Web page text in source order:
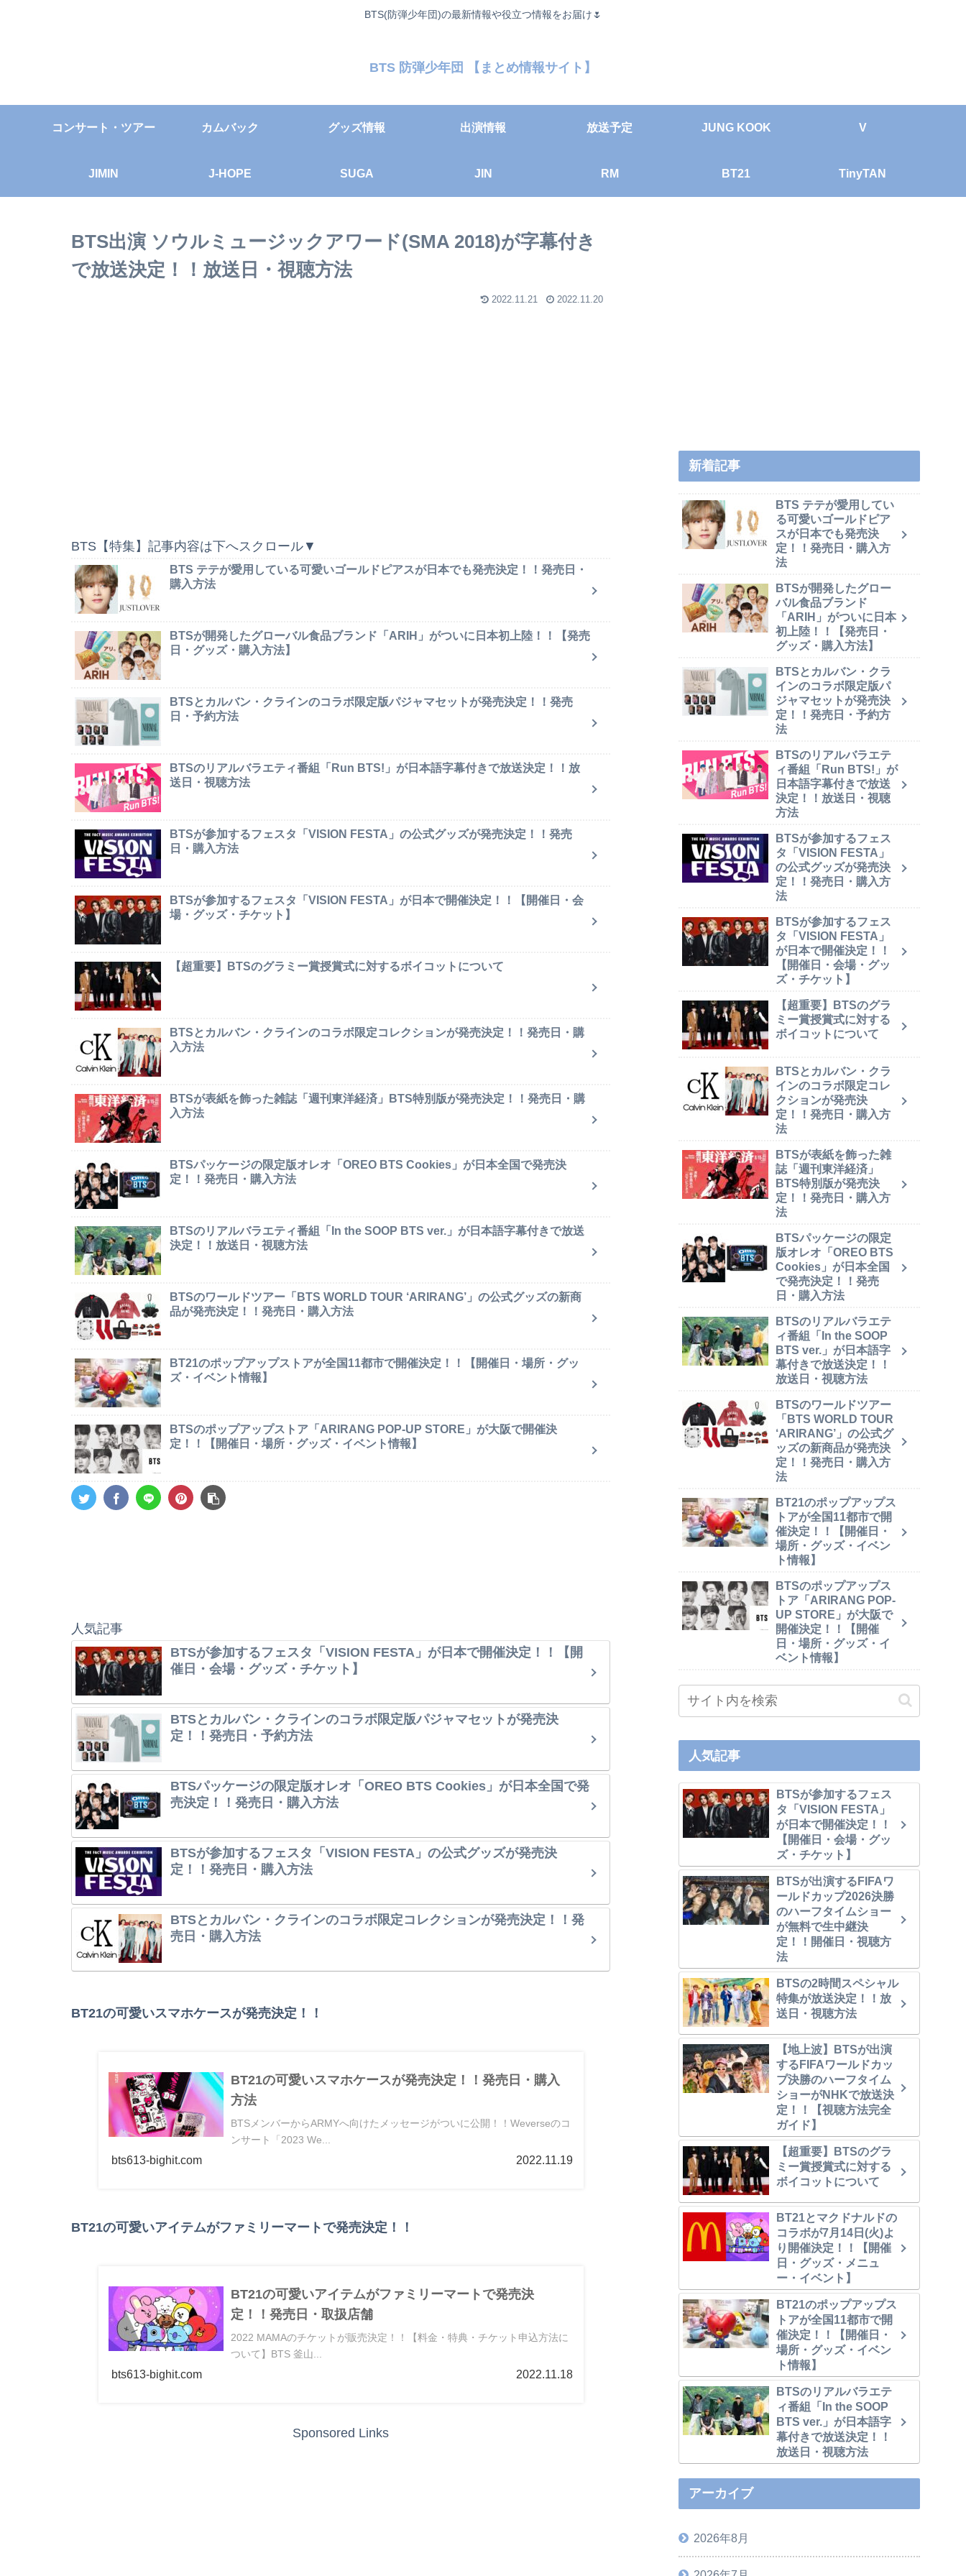
BTS(防弾少年団)の最新情報や役立つ情報をお届け🌷
BTS 防弾少年団 【まとめ情報サイト】
コンサート・ツアー カムバック グッズ情報 出演情報 放送予定 JUNG KOOK V
JIMIN J-HOPE SUGA JIN RM BT21 TinyTAN
BTS出演 ソウルミュージックアワード(SMA 2018)が字幕付き
で放送決定！！放送日・視聴方法
2022.11.21 2022.11.20
BTS【特集】記事内容は下へスクロール▼
BTS テテが愛用している可愛いゴールドピアスが日本でも発売決定！！発売日・
購入方法
BTSが開発したグローバル食品ブランド「ARIH」がついに日本初上陸！！【発売
日・グッズ・購入方法】
BTSとカルバン・クラインのコラボ限定版パジャマセットが発売決定！！発売
日・予約方法
BTSのリアルバラエティ番組「Run BTS!」が日本語字幕付きで放送決定！！放
送日・視聴方法
BTSが参加するフェスタ「VISION FESTA」の公式グッズが発売決定！！発売
日・購入方法
BTSが参加するフェスタ「VISION FESTA」が日本で開催決定！！【開催日・会
場・グッズ・チケット】
【超重要】BTSのグラミー賞授賞式に対するボイコットについて
BTSとカルバン・クラインのコラボ限定コレクションが発売決定！！発売日・購
入方法
BTSが表紙を飾った雑誌「週刊東洋経済」BTS特別版が発売決定！！発売日・購
入方法
BTSパッケージの限定版オレオ「OREO BTS Cookies」が日本全国で発売決
定！！発売日・購入方法
BTSのリアルバラエティ番組「In the SOOP BTS ver.」が日本語字幕付きで放送
決定！！放送日・視聴方法
BTSのワールドツアー「BTS WORLD TOUR ‘ARIRANG’」の公式グッズの新商
品が発売決定！！発売日・購入方法
BT21のポップアップストアが全国11都市で開催決定！！【開催日・場所・グッ
ズ・イベント情報】
BTSのポップアップストア「ARIRANG POP-UP STORE」が大阪で開催決
定！！【開催日・場所・グッズ・イベント情報】
人気記事
BTSが参加するフェスタ「VISION FESTA」が日本で開催決定！！【開
催日・会場・グッズ・チケット】
BTSとカルバン・クラインのコラボ限定版パジャマセットが発売決
定！！発売日・予約方法
BTSパッケージの限定版オレオ「OREO BTS Cookies」が日本全国で発
売決定！！発売日・購入方法
BTSが参加するフェスタ「VISION FESTA」の公式グッズが発売決
定！！発売日・購入方法
BTSとカルバン・クラインのコラボ限定コレクションが発売決定！！発
売日・購入方法
BT21の可愛いスマホケースが発売決定！！
BT21の可愛いスマホケースが発売決定！！発売日・購入
方法
BTSメンバーからARMYへ向けたメッセージがついに公開！！Weverseのコ
ンサート「2023 We...
bts613-bighit.com 2022.11.19
BT21の可愛いアイテムがファミリーマートで発売決定！！
BT21の可愛いアイテムがファミリーマートで発売決
定！！発売日・取扱店舗
2022 MAMAのチケットが販売決定！！【料金・特典・チケット申込方法に
ついて】BTS 釜山...
bts613-bighit.com 2022.11.18
Sponsored Links
新着記事
BTS テテが愛用してい
る可愛いゴールドピア
スが日本でも発売決
定！！発売日・購入方
法
BTSが開発したグロー
バル食品ブランド
「ARIH」がついに日本
初上陸！！【発売日・
グッズ・購入方法】
BTSとカルバン・クラ
インのコラボ限定版パ
ジャマセットが発売決
定！！発売日・予約方
法
BTSのリアルバラエテ
ィ番組「Run BTS!」が
日本語字幕付きで放送
決定！！放送日・視聴
方法
BTSが参加するフェス
タ「VISION FESTA」
の公式グッズが発売決
定！！発売日・購入方
法
BTSが参加するフェス
タ「VISION FESTA」
が日本で開催決定！！
【開催日・会場・グッ
ズ・チケット】
【超重要】BTSのグラ
ミー賞授賞式に対する
ボイコットについて
BTSとカルバン・クラ
インのコラボ限定コレ
クションが発売決
定！！発売日・購入方
法
BTSが表紙を飾った雑
誌「週刊東洋経済」
BTS特別版が発売決
定！！発売日・購入方
法
BTSパッケージの限定
版オレオ「OREO BTS
Cookies」が日本全国
で発売決定！！発売
日・購入方法
BTSのリアルバラエテ
ィ番組「In the SOOP
BTS ver.」が日本語字
幕付きで放送決定！！
放送日・視聴方法
BTSのワールドツアー
「BTS WORLD TOUR
‘ARIRANG’」の公式グ
ッズの新商品が発売決
定！！発売日・購入方
法
BT21のポップアップス
トアが全国11都市で開
催決定！！【開催日・
場所・グッズ・イベン
ト情報】
BTSのポップアップス
トア「ARIRANG POP-
UP STORE」が大阪で
開催決定！！【開催
日・場所・グッズ・イ
ベント情報】
人気記事
BTSが参加するフェス
タ「VISION FESTA」
が日本で開催決定！！
【開催日・会場・グッ
ズ・チケット】
BTSが出演するFIFAワ
ールドカップ2026決勝
のハーフタイムショー
が無料で生中継決
定！！開催日・視聴方
法
BTSの2時間スペシャル
特集が放送決定！！放
送日・視聴方法
【地上波】BTSが出演
するFIFAワールドカッ
プ決勝のハーフタイム
ショーがNHKで放送決
定！！【視聴方法完全
ガイド】
【超重要】BTSのグラ
ミー賞授賞式に対する
ボイコットについて
BT21とマクドナルドの
コラボが7月14日(火)よ
り開催決定！！【開催
日・グッズ・メニュ
ー・イベント】
BT21のポップアップス
トアが全国11都市で開
催決定！！【開催日・
場所・グッズ・イベン
ト情報】
BTSのリアルバラエテ
ィ番組「In the SOOP
BTS ver.」が日本語字
幕付きで放送決定！！
放送日・視聴方法
アーカイブ
2026年8月